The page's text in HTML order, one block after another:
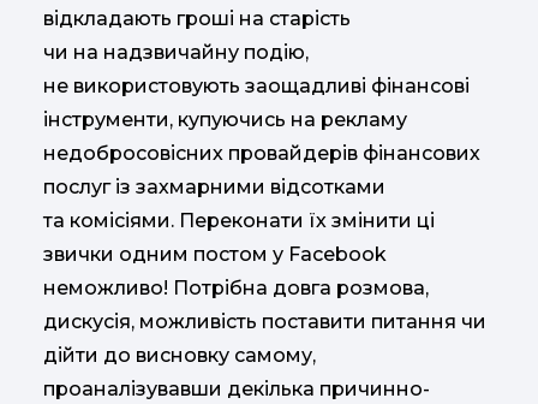
відкладають гроші на старість
чи на надзвичайну подію,
не використовують заощадливі фінансові
інструменти, купуючись на рекламу
недобросовісних провайдерів фінансових
послуг із захмарними відсотками
та комісіями. Переконати їх змінити ці
звички одним постом у Facebook
неможливо! Потрібна довга розмова,
дискусія, можливість поставити питання чи
дійти до висновку самому,
проаналізувавши декілька причинно-